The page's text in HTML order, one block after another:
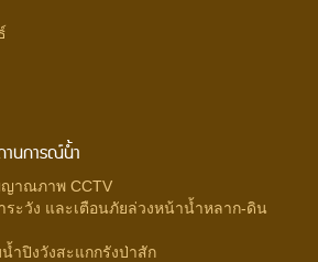
านการณ์น้ำ
าณภาพ CCTV
ระวัง และเตือนภัยล่วงหน้าน้ำหลาก-ดิน
ำปิงวังสะแกกรังป่าสัก